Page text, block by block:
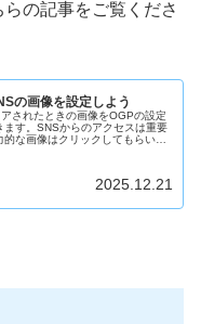
らの記事をご覧くださ
の画像を設定しよう
されたときの画像をOGPの設定
ます。SNSからのアクセスは重要
な画像はクリックしてもらいや
2025.12.21